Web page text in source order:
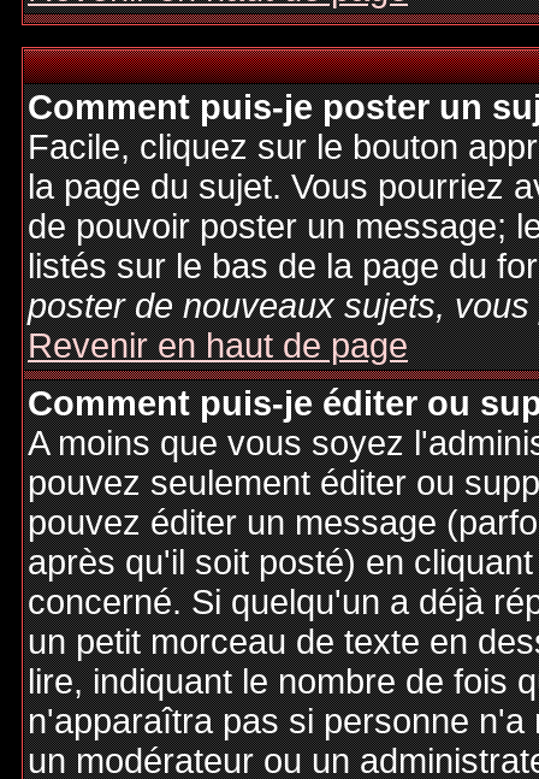
Comment puis-je poster un
Facile, cliquez sur le bouton
la page du sujet. Vous pourriez
de pouvoir poster un message;
listés sur le bas de la page du
poster de nouveaux sujets,
Revenir en haut de page
Comment puis-je éditer ou
A moins que vous soyez
pouvez seulement éditer ou
pouvez éditer un message
après qu'il soit posté) en
concerné. Si quelqu'un a déjà
un petit morceau de texte en
lire, indiquant le nombre de fois
n'apparaîtra pas si personne
un modérateur ou un